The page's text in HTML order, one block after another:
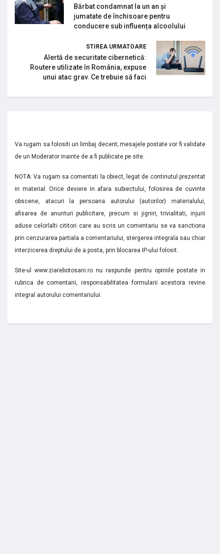
Bărbat condamnat la un an și
jumatate de închisoare pentru
conducere sub influența alcoolului
STIREA URMATOARE
Alertă de securitate cibernetică:
Routere utilizate în România, expuse
unui atac grav. Ce trebuie să faci
Va rugam sa folositi un limbaj decent; mesajele postate vor fi validate
de un Moderator inainte de a fi publicate pe site.
NOTA: Va rugam sa comentati la obiect, legat de continutul prezentat
in material. Orice deviere in afara subiectului, folosirea de cuvinte
obscene, atacuri la persoana autorului (autorilor) materialului,
afisarea de anunturi publicitare, precum si jigniri, trivialitati, injurii
aduse celorlalti cititori care au scris un comentariu se va sanctiona
prin cenzurarea partiala a comentariului, stergerea integrala sau chiar
interzicerea dreptului de a posta, prin blocarea IP-ului folosit.
Site-ul www.ziarebotosani.ro nu raspunde pentru opiniile postate in
rubrica de comentarii, responsabilitatea formularii acestora revine
integral autorului comentariului.